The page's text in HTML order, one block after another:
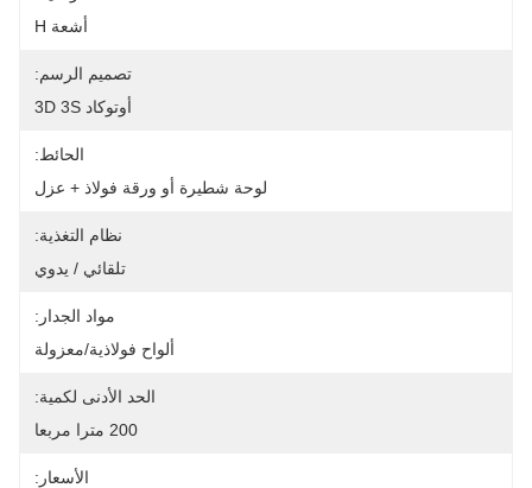
أشعة H
تصميم الرسم:
أوتوكاد 3D 3S
الحائط:
لوحة شطيرة أو ورقة فولاذ + عزل
نظام التغذية:
تلقائي / يدوي
مواد الجدار:
ألواح فولاذية/معزولة
الحد الأدنى لكمية:
200 مترا مربعا
الأسعار: